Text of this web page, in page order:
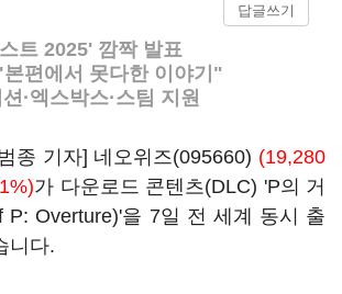
답글쓰기
트 2025' 깜짝 발표
편에서 못다한 이야기"
·엑스박스·스팀 지원
종 기자] 네오위즈(095660) (19,280
가 다운로드 콘텐츠(DLC) 'P의 거
P: Overture)'을 7일 전 세계 동시 출
니다.